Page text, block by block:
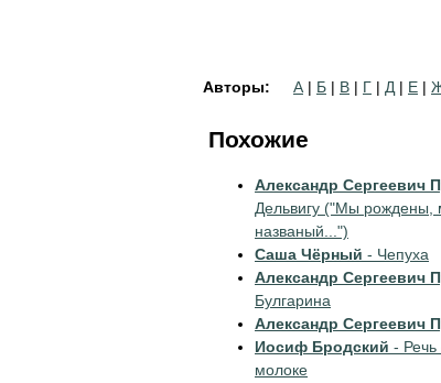
Авторы: А | Б | В | Г | Д | Е |
Похожие
Александр Сергеевич
Дельвигу ("Мы рождены,
названый...")
Саша Чёрный - Чепуха
Александр Сергеевич
Булгарина
Александр Сергеевич
Иосиф Бродский -
молоке